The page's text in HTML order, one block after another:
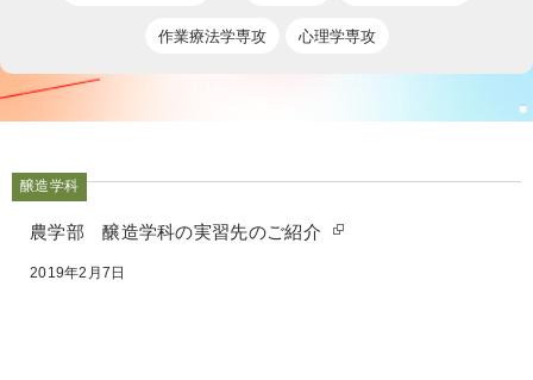
作業療法学専攻 心理学専攻
醸造学科
農学部 醸造学科の実習先のご紹介
2019年2月7日